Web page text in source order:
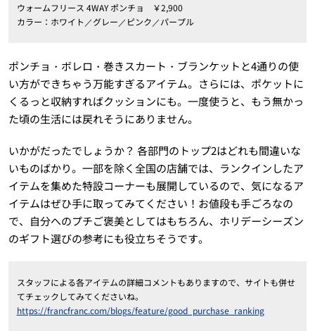
ウォームフリース 4WAY ポンチョ ￥2,900
カラー：ホワイト／グレー／ピンク／パープル
ポンチョ・ボレロ・巻きスカート・ブランケットと4通りの使
い方ができちゃう万能すぎるアイテム。さらには、ポケットに
くるっと収納すればクッションにも。一度使うと、もう無かっ
た頃の生活には戻れそうにありません。
いかがだったでしょうか？ 各部門のトップ2はどれも間違いな
いものばかり。一部を除く全国の店舗では、ランクインしたア
イテムを集めた特設コーナーも展開しているので、気になるア
イテムはぜひ手に取ってみてください！お値段も手ごろなの
で、自分へのプチご褒美としてはもちろん、ホリデーシーズン
のギフト選びの参考にも役立ちそうです。
スタッフによる各アイテムの詳細コメントもありますので、サイトも併せ
てチェックしてみてくださいね。
https://francfranc.com/blogs/feature/good_purchase_ranking